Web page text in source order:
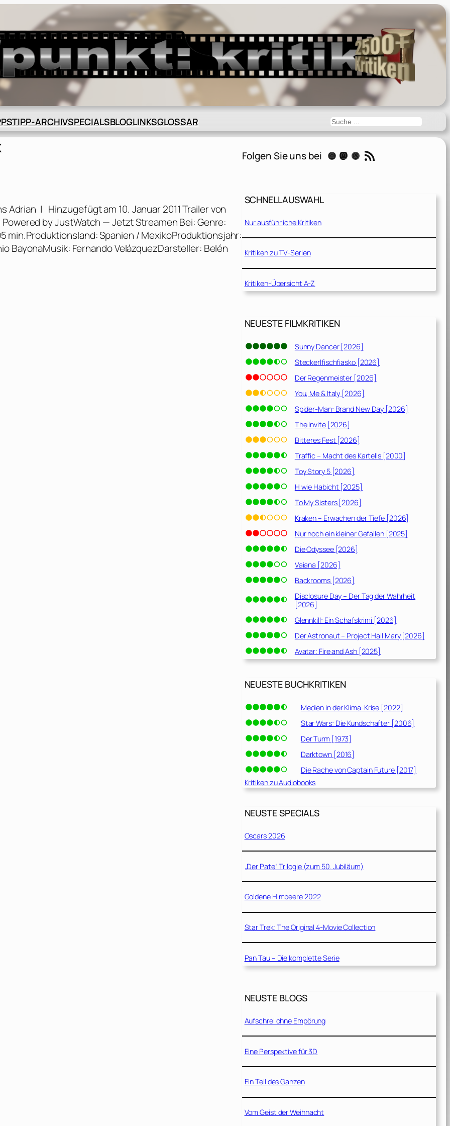
TIPP-ARCHIVSPECIALSBLOGLINKSGLOSSAR Suchen
| Hinzugefügt am 10. Januar 2011 Trailer von
by JustWatch — Jetzt Streamen Bei: Genre:
min.Produktionsland: Spanien / MexikoProduktionsjahr:
BayonaMusik: Fernando VelázquezDarsteller: Belén
Folgen Sie uns bei Instagram Mastodon Threads RSS-Feed
SCHNELLAUSWAHL
Nur ausführliche Kritiken
Kritiken zu TV-Serien
Kritiken-Übersicht A-Z
NEUESTE FILMKRITIKEN
Sunny Dancer [2026]
Steckerlfischfiasko [2026]
Der Regenmeister [2026]
You, Me & Italy [2026]
Spider-Man: Brand New Day [2026]
The Invite [2026]
Bitteres Fest [2026]
Traffic – Macht des Kartells [2000]
Toy Story 5 [2026]
H wie Habicht [2025]
To My Sisters [2026]
Kraken – Erwachen der Tiefe [2026]
Nur noch ein kleiner Gefallen [2025]
Die Odyssee [2026]
Vaiana [2026]
Backrooms [2026]
Disclosure Day – Der Tag der Wahrheit
[2026]
Glennkill: Ein Schafskrimi [2026]
Der Astronaut – Project Hail Mary [2026]
Avatar: Fire and Ash [2025]
NEUESTE BUCHKRITIKEN
Medien in der Klima-Krise [2022]
Star Wars: Die Kundschafter [2006]
Der Turm [1973]
Darktown [2016]
Die Rache von Captain Future [2017]
Kritiken zu Audiobooks
NEUSTE SPECIALS
Oscars 2026
„Der Pate“ Trilogie (zum 50. Jubiläum)
Goldene Himbeere 2022
Star Trek: The Original 4-Movie Collection
Pan Tau – Die komplette Serie
NEUSTE BLOGS
Aufschrei ohne Empörung
Eine Perspektive für 3D
Ein Teil des Ganzen
Vom Geist der Weihnacht